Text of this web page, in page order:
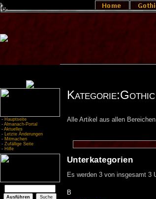
- Hauptseite
- Almanach-Portal
- Aktuelles
- Letzte Änderungen
- Mitmachen
- Zufällige Seite
- Hilfe
Alle Artikel aus allen
Unterkategorien
Es werden 3 von insgesamt 3
B